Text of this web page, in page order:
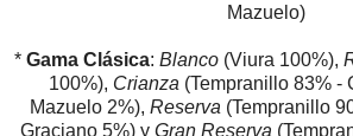
Mazuelo)
* Gama Clásica: Blanco(Viura 100%),
100%), Crianza (Tempranillo 83% -
Mazuelo 2%), Reserva (Tempranillo
Graciano 5%) y Gran Reserva